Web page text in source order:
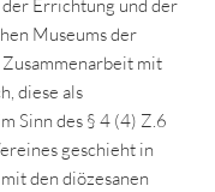
Errichtung und der
Museums der
mit
diese als
Sinn des § 4 (4) Z.6
geschieht in
den diözesanen